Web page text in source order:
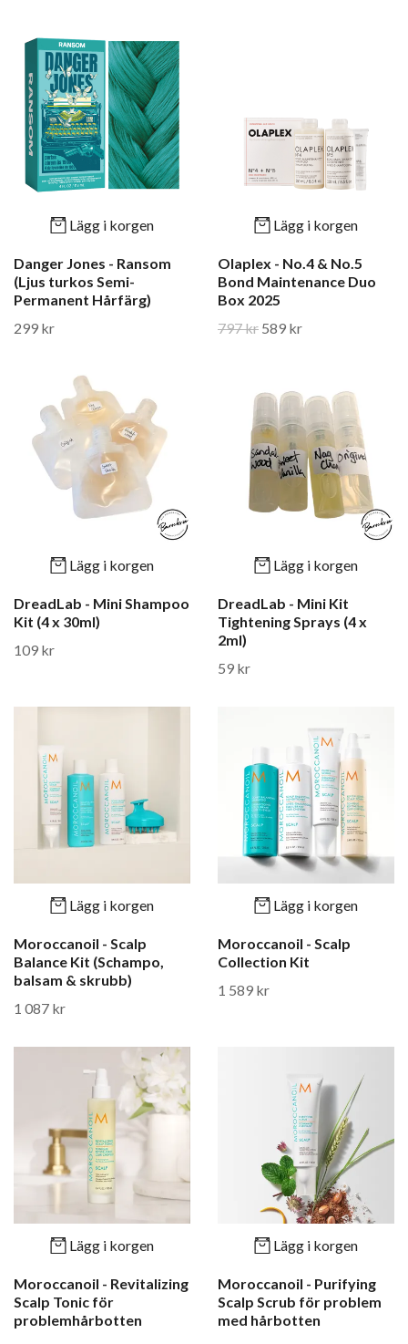
Lägg i korgen
Danger Jones - Ransom
(Ljus turkos Semi-
Permanent Hårfärg)
299 kr
Lägg i korgen
Olaplex - No.4 & No.5
Bond Maintenance Duo
Box 2025
797 kr 589 kr
Lägg i korgen
DreadLab - Mini Shampoo
Kit (4 x 30ml)
109 kr
Lägg i korgen
DreadLab - Mini Kit
Tightening Sprays (4 x
2ml)
59 kr
Lägg i korgen
Moroccanoil - Scalp
Balance Kit (Schampo,
balsam & skrubb)
1 087 kr
Lägg i korgen
Moroccanoil - Scalp
Collection Kit
1 589 kr
Lägg i korgen
Moroccanoil - Revitalizing
Scalp Tonic för
problemhårbotten
Lägg i korgen
Moroccanoil - Purifying
Scalp Scrub för problem
med hårbotten